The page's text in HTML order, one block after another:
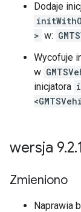
Dodaje
> w:
Wycofuje
w
inicjatora
wersja 9.2.
Zmieniono
Naprawia